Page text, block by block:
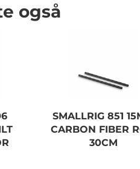
også
SMALLRIG 851
CARBON FIBER
30CM